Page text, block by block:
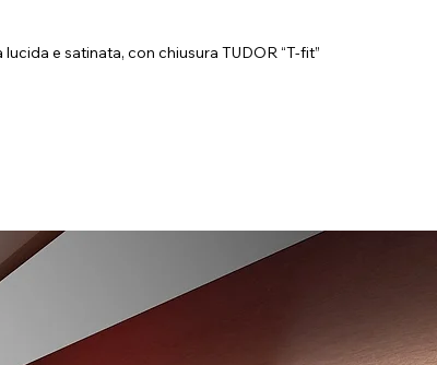
e satinata, con chiusura TUDOR “T‑fit”